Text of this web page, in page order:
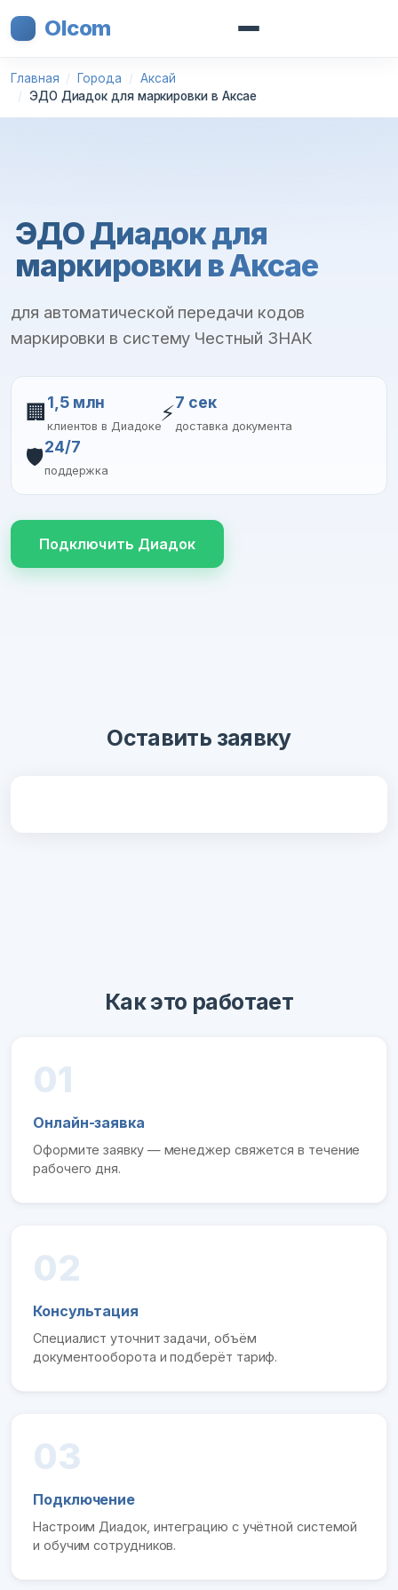
Olcom
Главная Города
Аксай
ЭДО Диадок для маркировки в Аксае
ЭДО Диадок для
маркировки в Аксае
для автоматической передачи кодов
маркировки в систему Честный ЗНАК
🏢 1,5 млн
клиентов в Диадоке
⚡7 сек
доставка документа
🛡️24/7
поддержка
Подключить Диадок
Оставить заявку
Как это работает
01
Онлайн-заявка
Оформите заявку — менеджер свяжется в течение
рабочего дня.
02
Консультация
Специалист уточнит задачи, объём
документооборота и подберёт тариф.
03
Подключение
Настроим Диадок, интеграцию с учётной системой
и обучим сотрудников.